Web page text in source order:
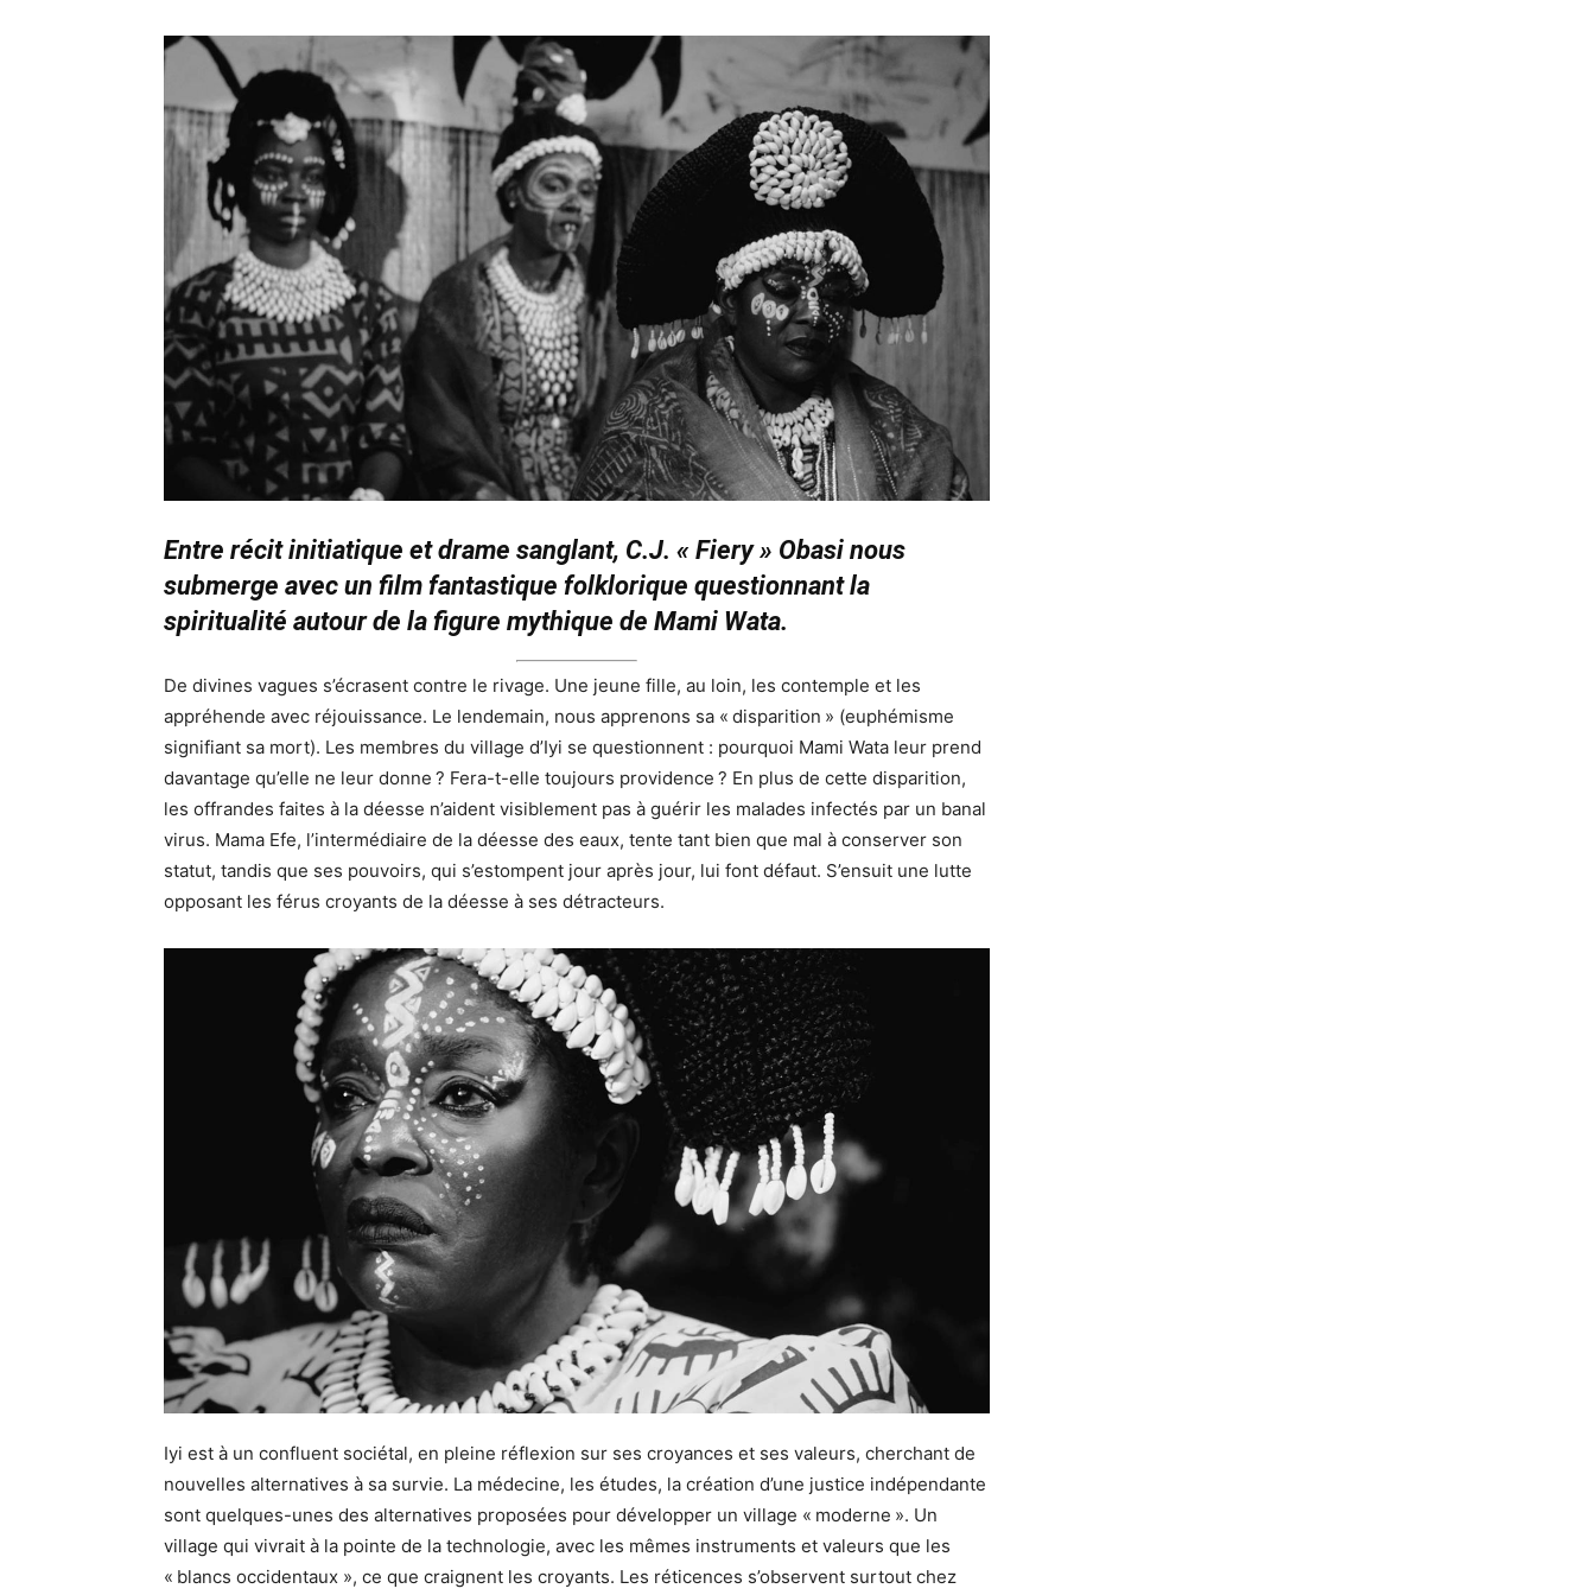
Entre récit initiatique et drame sanglant, C.J. « Fiery » Obasi nous
submerge avec un film fantastique folklorique questionnant la
spiritualité autour de la figure mythique de Mami Wata.
De divines vagues s’écrasent contre le rivage. Une jeune fille, au loin, les contemple et les
appréhende avec réjouissance. Le lendemain, nous apprenons sa « disparition » (euphémisme
signifiant sa mort). Les membres du village d’Iyi se questionnent : pourquoi Mami Wata leur prend
davantage qu’elle ne leur donne ? Fera-t-elle toujours providence ? En plus de cette disparition,
les offrandes faites à la déesse n’aident visiblement pas à guérir les malades infectés par un banal
virus. Mama Efe, l’intermédiaire de la déesse des eaux, tente tant bien que mal à conserver son
statut, tandis que ses pouvoirs, qui s’estompent jour après jour, lui font défaut. S’ensuit une lutte
opposant les férus croyants de la déesse à ses détracteurs.
Iyi est à un confluent sociétal, en pleine réflexion sur ses croyances et ses valeurs, cherchant de
nouvelles alternatives à sa survie. La médecine, les études, la création d’une justice indépendante
sont quelques-unes des alternatives proposées pour développer un village « moderne ». Un
village qui vivrait à la pointe de la technologie, avec les mêmes instruments et valeurs que les
« blancs occidentaux », ce que craignent les croyants. Les réticences s’observent surtout chez